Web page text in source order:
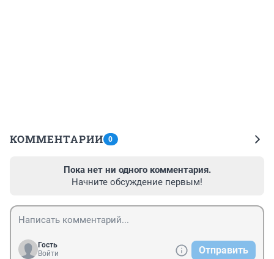
КОММЕНТАРИИ 0
Пока нет ни одного комментария.
Начните обсуждение первым!
Гость
Войти
Отправить